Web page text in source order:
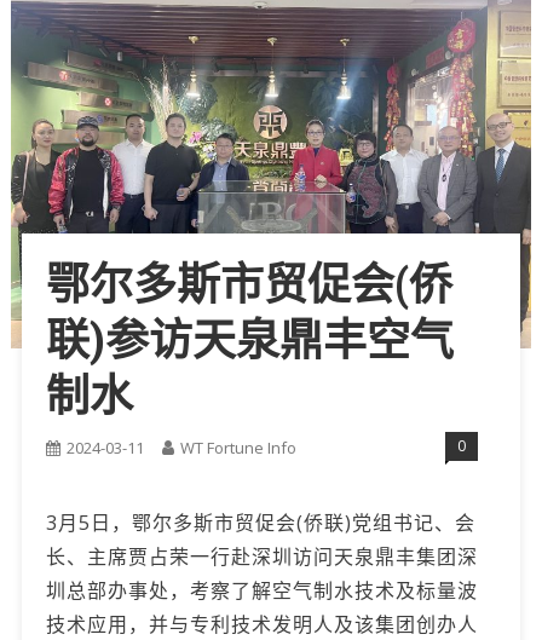
鄂尔多斯市贸促会(侨
联)参访天泉鼎丰空气
制水
2024-03-11 WT Fortune Info 0
3月5日，鄂尔多斯市贸促会(侨联)党组书记、会
长、主席贾占荣一行赴深圳访问天泉鼎丰集团深
圳总部办事处，考察了解空气制水技术及标量波
技术应用，并与专利技术发明人及该集团创办人